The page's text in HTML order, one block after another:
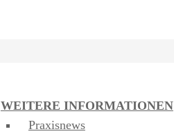
WEITERE INFORMATIONEN
Praxisnews